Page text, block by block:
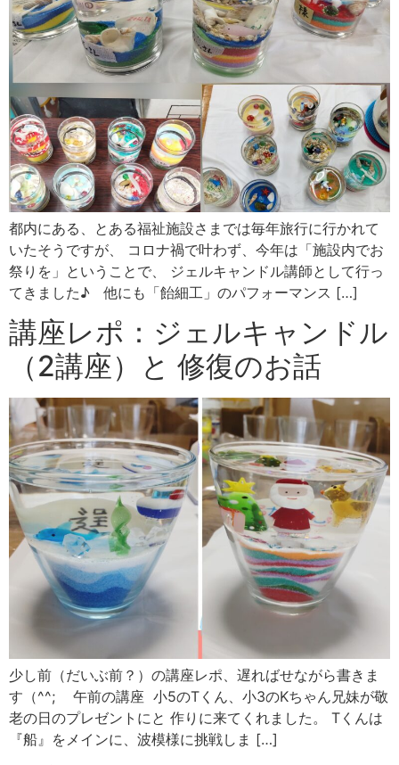
都内にある、とある福祉施設さまでは毎年旅行に行かれて
いたそうですが、 コロナ禍で叶わず、今年は「施設内でお
祭りを」ということで、 ジェルキャンドル講師として行っ
てきました♪ 他にも「飴細工」のパフォーマンス […]
講座レポ：ジェルキャンドル
（2講座）と 修復のお話
少し前（だいぶ前？）の講座レポ、遅ればせながら書きま
す（^^; 午前の講座 小5のTくん、小3のKちゃん兄妹が敬
老の日のプレゼントにと 作りに来てくれました。 Tくんは
『船』をメインに、波模様に挑戦しま […]